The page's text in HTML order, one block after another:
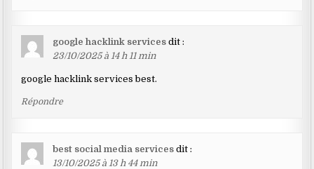
google hacklink services dit :
23/10/2025 à 14 h 11 min
google hacklink services best.
Répondre
best social media services dit :
13/10/2025 à 13 h 44 min